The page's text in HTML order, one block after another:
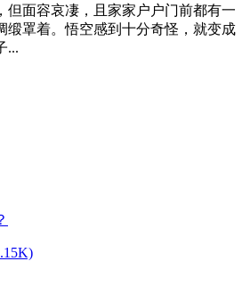
但面容哀凄，且家家户户门前都有一
缎罩着。悟空感到十分奇怪，就变成
...